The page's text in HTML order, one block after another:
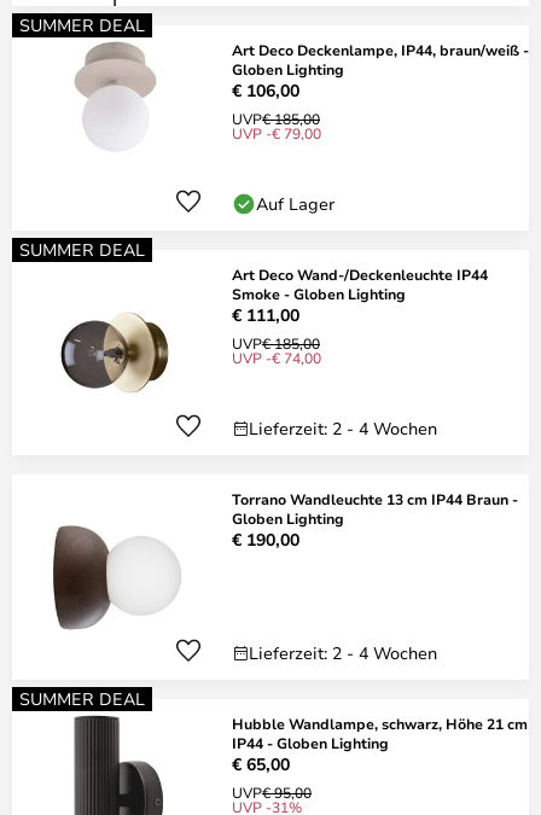
SUMMER DEAL
Art Deco Deckenlampe, IP44, braun/weiß -
Globen Lighting
€ 106,00
UVP€ 185,00
UVP -€ 79,00
Auf Lager
SUMMER DEAL
Art Deco Wand-/Deckenleuchte IP44
Smoke - Globen Lighting
€ 111,00
UVP€ 185,00
UVP -€ 74,00
Lieferzeit: 2 - 4 Wochen
Torrano Wandleuchte 13 cm IP44 Braun -
Globen Lighting
€ 190,00
Lieferzeit: 2 - 4 Wochen
SUMMER DEAL
Hubble Wandlampe, schwarz, Höhe 21 cm
IP44 - Globen Lighting
€ 65,00
UVP€ 95,00
UVP -31%